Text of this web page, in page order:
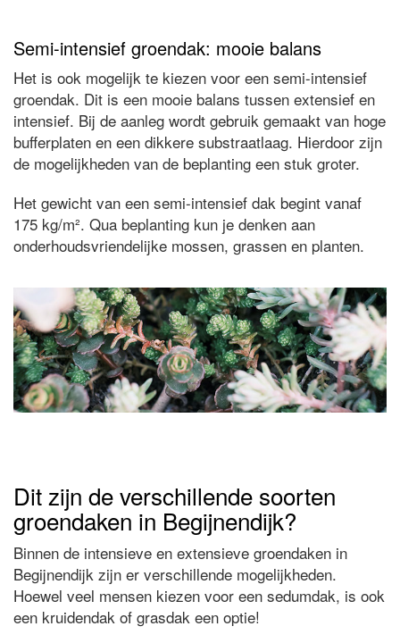
Semi-intensief groendak: mooie balans
Het is ook mogelijk te kiezen voor een semi-intensief
groendak. Dit is een mooie balans tussen extensief en
intensief. Bij de aanleg wordt gebruik gemaakt van hoge
bufferplaten en een dikkere substraatlaag. Hierdoor zijn
de mogelijkheden van de beplanting een stuk groter.
Het gewicht van een semi-intensief dak begint vanaf
175 kg/m². Qua beplanting kun je denken aan
onderhoudsvriendelijke mossen, grassen en planten.
Dit zijn de verschillende soorten
groendaken in Begijnendijk?
Binnen de intensieve en extensieve groendaken in
Begijnendijk zijn er verschillende mogelijkheden.
Hoewel veel mensen kiezen voor een sedumdak, is ook
een kruidendak of grasdak een optie!